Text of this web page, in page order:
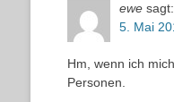
ewe sagt:
5. Mai
Hm, wenn ich
Personen.